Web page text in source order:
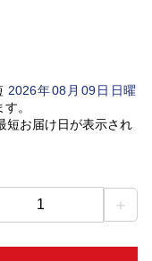
2026年08 月 09日日曜
。
短お届け日が表示され
1 ＋